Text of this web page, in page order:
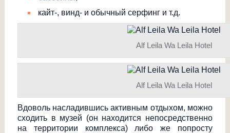
кайт-, винд- и обычный серфинг и т.д.
Alf Leila Wa Leila Hotel
Alf Leila Wa Leila Hotel
Вдоволь насладившись активным отдыхом, можно
сходить в музей (он находится непосредственно
на территории комплекса) либо же попросту